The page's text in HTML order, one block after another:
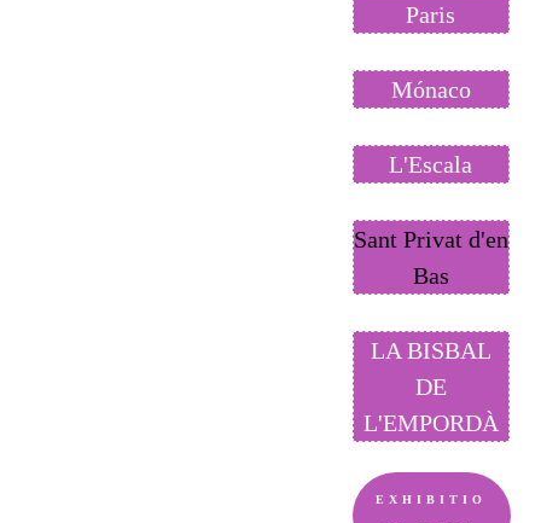
Paris
Mónaco
L'Escala
Sant Privat d'en
Bas
LA BISBAL
DE
L'EMPORDÀ
EXHIBITIO